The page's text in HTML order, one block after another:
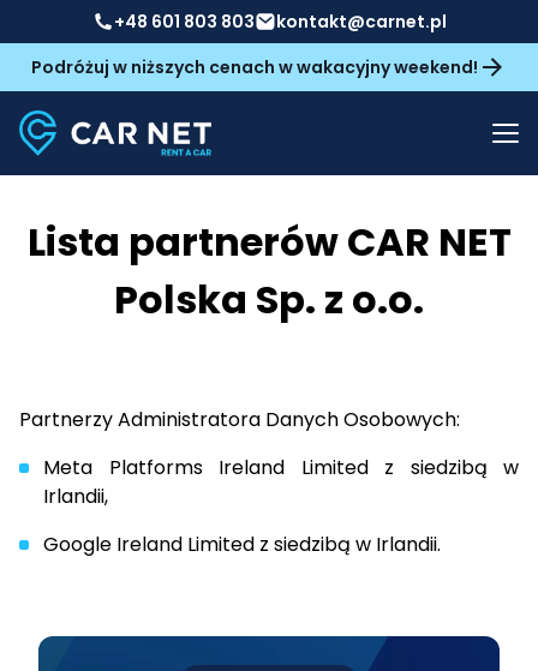
+48 601 803 803
kontakt@carnet.pl
Podróżuj w niższych cenach w wakacyjny weekend!
Lista partnerów CAR NET
Polska Sp. z o.o.
Partnerzy Administratora Danych Osobowych:
Meta Platforms Ireland Limited z siedzibą w
Irlandii,
Google Ireland Limited z siedzibą w Irlandii.